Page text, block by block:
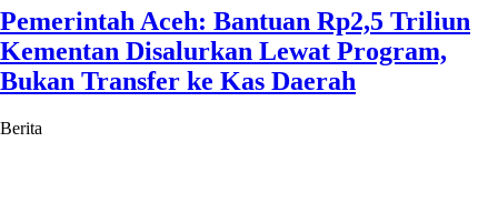
Pemerintah Aceh: Bantuan Rp2,5 Triliun
Kementan Disalurkan Lewat Program,
Bukan Transfer ke Kas Daerah
Berita